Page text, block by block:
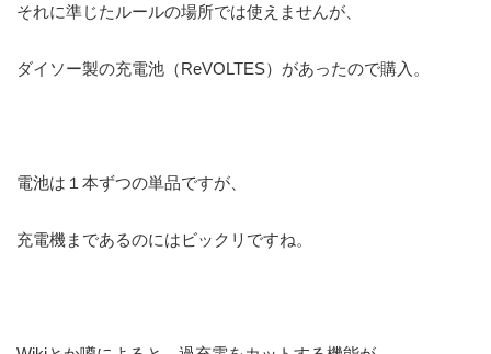
それに準じたルールの場所では使えませんが、
ダイソー製の充電池（ReVOLTES）があったので購入。
電池は１本ずつの単品ですが、
充電機まであるのにはビックリですね。